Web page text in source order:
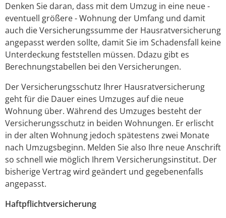
Denken Sie daran, dass mit dem Umzug in eine neue -
eventuell größere - Wohnung der Umfang und damit
auch die Versicherungssumme der Hausratversicherung
angepasst werden sollte, damit Sie im Schadensfall keine
Unterdeckung feststellen müssen. Ddazu gibt es
Berechnungstabellen bei den Versicherungen.
Der Versicherungsschutz Ihrer Hausratversicherung
geht für die Dauer eines Umzuges auf die neue
Wohnung über. Während des Umzuges besteht der
Versicherungsschutz in beiden Wohnungen. Er erlischt
in der alten Wohnung jedoch spätestens zwei Monate
nach Umzugsbeginn. Melden Sie also Ihre neue Anschrift
so schnell wie möglich Ihrem Versicherungsinstitut. Der
bisherige Vertrag wird geändert und gegebenenfalls
angepasst.
Haftpflichtversicherung